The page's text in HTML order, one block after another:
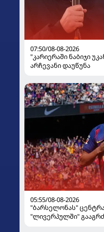
07:50/08-08-2026
"კარიერაში ნაბიჯი
არჩევანი დაუწუნა
05:55/08-08-2026
"ბარსელონას"
"ლივერპულში"